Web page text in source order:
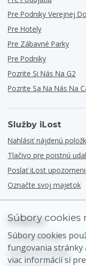
Pre Podniky Verejnej
Pre Hotely
Pre Zábavné Parky
Pre Podniky
Pozrite Si Nás Na G2
Pozrite Sa Na Nás Na
Služby iLost
Nahlásiť nájdenú
Tlačivo pre poistnú
Poslať iLost
Označte svoj majetok
Podpora
Centrum pomoci
Všeobecný kontakt
Súbory cookies
Súbory cookies
fungovania stránky
viac informácií si